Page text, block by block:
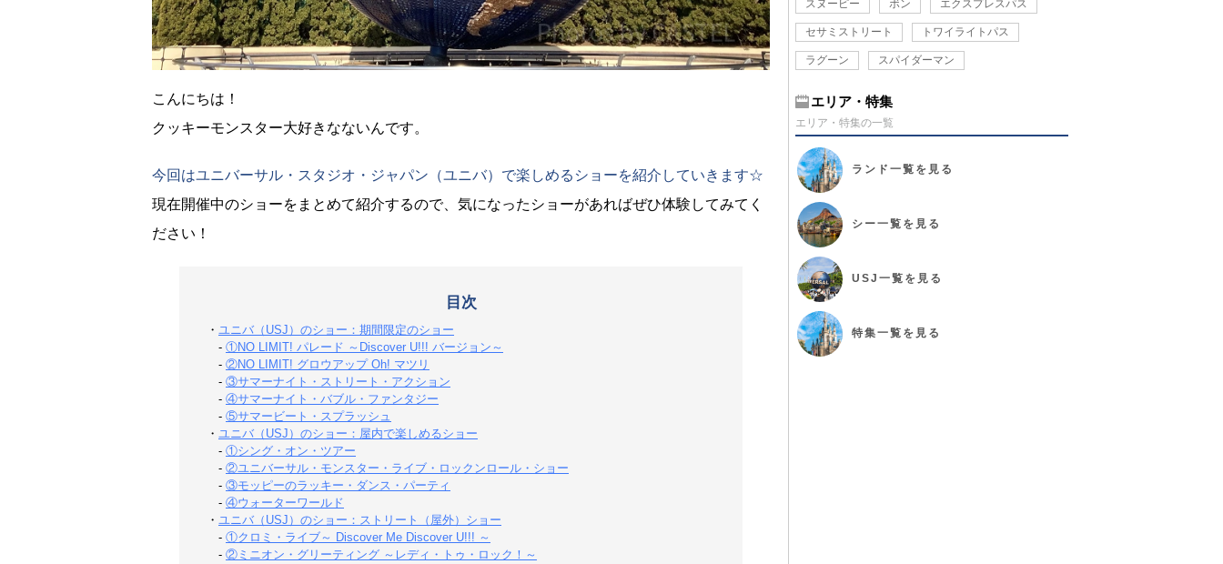
こんにちは！
クッキーモンスター大好きなないんです。
今回はユニバーサル・スタジオ・ジャパン（ユニバ）で楽しめるショーを紹介していきます☆
現在開催中のショーをまとめて紹介するので、気になったショーがあればぜひ体験してみてく
ださい！
目次
・ ユニバ（USJ）のショー：期間限定のショー
- ①NO LIMIT! パレード ～Discover U!!! バージョン～
- ②NO LIMIT! グロウアップ Oh! マツリ
- ③サマーナイト・ストリート・アクション
- ④サマーナイト・バブル・ファンタジー
- ⑤サマービート・スプラッシュ
・ ユニバ（USJ）のショー：屋内で楽しめるショー
- ①シング・オン・ツアー
- ②ユニバーサル・モンスター・ライブ・ロックンロール・ショー
- ③モッピーのラッキー・ダンス・パーティ
- ④ウォーターワールド
・ ユニバ（USJ）のショー：ストリート（屋外）ショー
- ①クロミ・ライブ～ Discover Me Discover U!!! ～
- ②ミニオン・グリーティング ～レディ・トゥ・ロック！～
スヌーピー ボン エクスプレスパス
セサミストリート トワイライトパス
ラグーン スパイダーマン
エリア・特集
エリア・特集の一覧
ランド 一覧を見る
シー一覧を見る
USJ 一覧を見る
特集一覧を見る